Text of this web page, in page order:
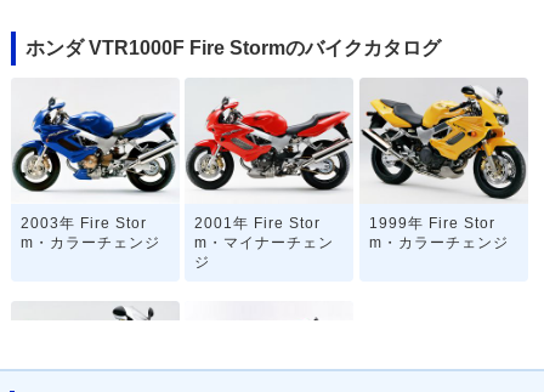
ホンダ VTR1000F Fire Stormのバイクカタログ
2003年 Fire Stor
m・カラーチェンジ
2001年 Fire Stor
m・マイナーチェン
ジ
1999年 Fire Stor
m・カラーチェンジ